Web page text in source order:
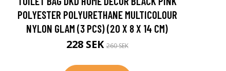
POLYESTER POLYURETHANE MULTICOLOUR
NYLON GLAM (3 PCS) (20 X 8 X 14 CM)
228 SEK260 SEK